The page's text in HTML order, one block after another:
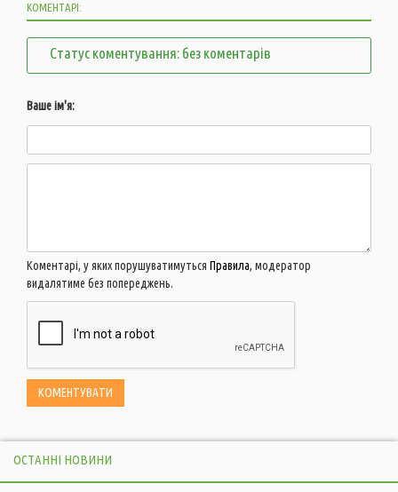
КОМЕНТАРІ:
Статус коментування: без коментарів
Ваше ім'я:
Коментарі, у яких порушуватимуться Правила, модератор
видалятиме без попереджень.
ОСТАННІ НОВИНИ